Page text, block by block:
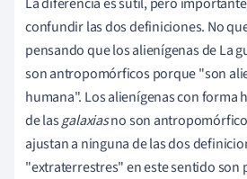
confundir las dos definiciones. No
pensando que los alienígenas de La
son antropomórficos porque "son
humana". Los alienígenas con forma
de lasgalaxiasno son
ajustan a ninguna de las dos
"extraterrestres" en este sentido son